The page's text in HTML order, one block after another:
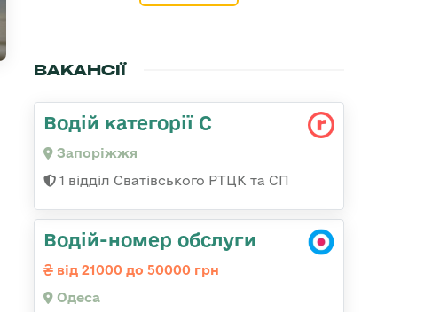
ВАКАНСІЇ
Водій категорії С
Запоріжжя
1 відділ Сватівського РТЦК та СП
Водій-номер обслуги
від 21000 до 50000 грн
Одеса